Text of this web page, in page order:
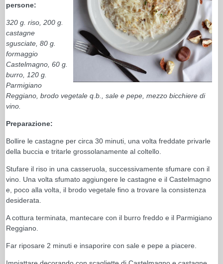
persone:
320 g. riso, 200 g.
castagne
sgusciate, 80 g.
formaggio
Castelmagno, 60 g.
burro, 120 g.
Parmigiano
Reggiano, brodo vegetale q.b., sale e pepe, mezzo bicchiere di
vino.
Preparazione:
Bollire le castagne per circa 30 minuti, una volta freddate privarle
della buccia e tritarle grossolanamente al coltello.
Stufare il riso in una casseruola, successivamente sfumare con il
vino. Una volta sfumato aggiungere le castagne e il Castelmagno
e, poco alla volta, il brodo vegetale fino a trovare la consistenza
desiderata.
A cottura terminata, mantecare con il burro freddo e il Parmigiano
Reggiano.
Far riposare 2 minuti e insaporire con sale e pepe a piacere.